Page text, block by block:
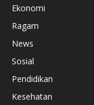
Ekonomi
Ragam
News
Sosial
Pendidikan
Kesehatan